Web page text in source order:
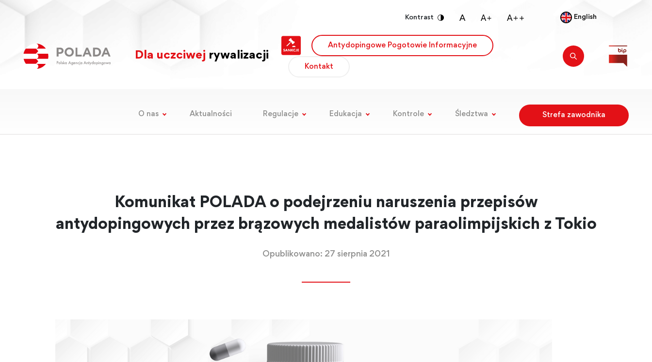
Kontrast English
Dla uczciwej rywalizacji
Antydopingowe Pogotowie Informacyjne
Kontakt
O nas Aktualności Regulacje Edukacja Kontrole Śledztwa Strefa zawodnika
Komunikat POLADA o podejrzeniu naruszenia przepisów
antydopingowych przez brązowych medalistów paraolimpijskich z Tokio
Opublikowano: 27 sierpnia 2021